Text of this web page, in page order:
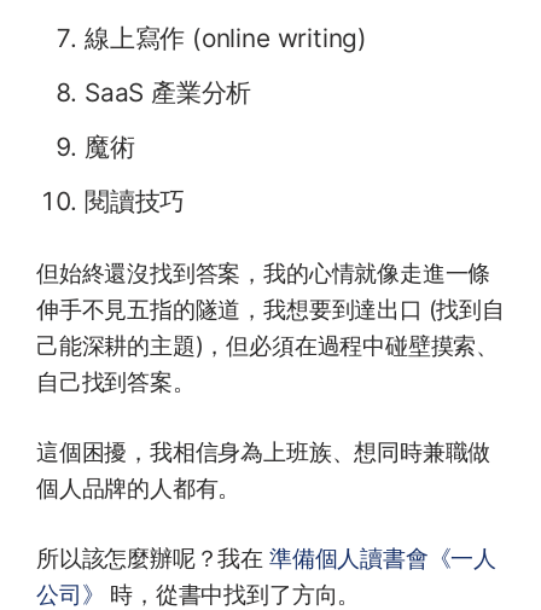
線上寫作 (online writing)
SaaS 產業分析
魔術
閱讀技巧
但始終還沒找到答案，我的心情就像走進一條
伸手不見五指的隧道，我想要到達出口 (找到自
己能深耕的主題)，但必須在過程中碰壁摸索、
自己找到答案。
這個困擾，我相信身為上班族、想同時兼職做
個人品牌的人都有。
所以該怎麼辦呢？我在 準備個人讀書會《一人
公司》
時，從書中找到了方向。